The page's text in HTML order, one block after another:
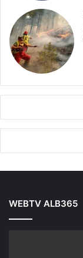
WEBTV ALB365